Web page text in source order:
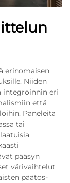
erinomaisen
Niiden
integroinnin eri
että
Paneleita
tai
pääsyn
värivaihtelut
päätös-